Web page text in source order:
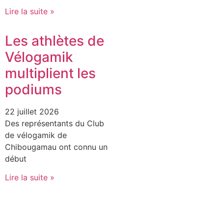
Lire la suite »
Les athlètes de
Vélogamik
multiplient les
podiums
22 juillet 2026
Des représentants du Club
de vélogamik de
Chibougamau ont connu un
début
Lire la suite »